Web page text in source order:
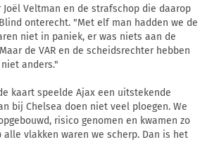
Veltman en de strafschop die daarop
onterecht. "Met elf man hadden we de
niet in paniek, er was niets aan de
de VAR en de scheidsrechter hebben
anders."
kaart speelde Ajax een uitstekende
bij Chelsea doen niet veel ploegen. We
risico genomen en kwamen zo
vlakken waren we scherp. Dan is het